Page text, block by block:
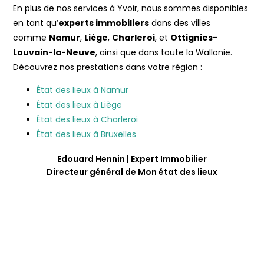
En plus de nos services à Yvoir, nous sommes disponibles
en tant qu’experts immobiliers dans des villes
comme Namur, Liège, Charleroi, et Ottignies-
Louvain-la-Neuve, ainsi que dans toute la Wallonie.
Découvrez nos prestations dans votre région :
État des lieux à Namur
État des lieux à Liège
État des lieux à Charleroi
État des lieux à Bruxelles
Edouard Hennin | Expert Immobilier
Directeur général de Mon état des lieux